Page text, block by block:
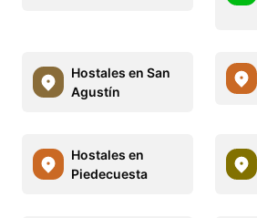
Hostales en San
Agustín
Hostales en
Piedecuesta